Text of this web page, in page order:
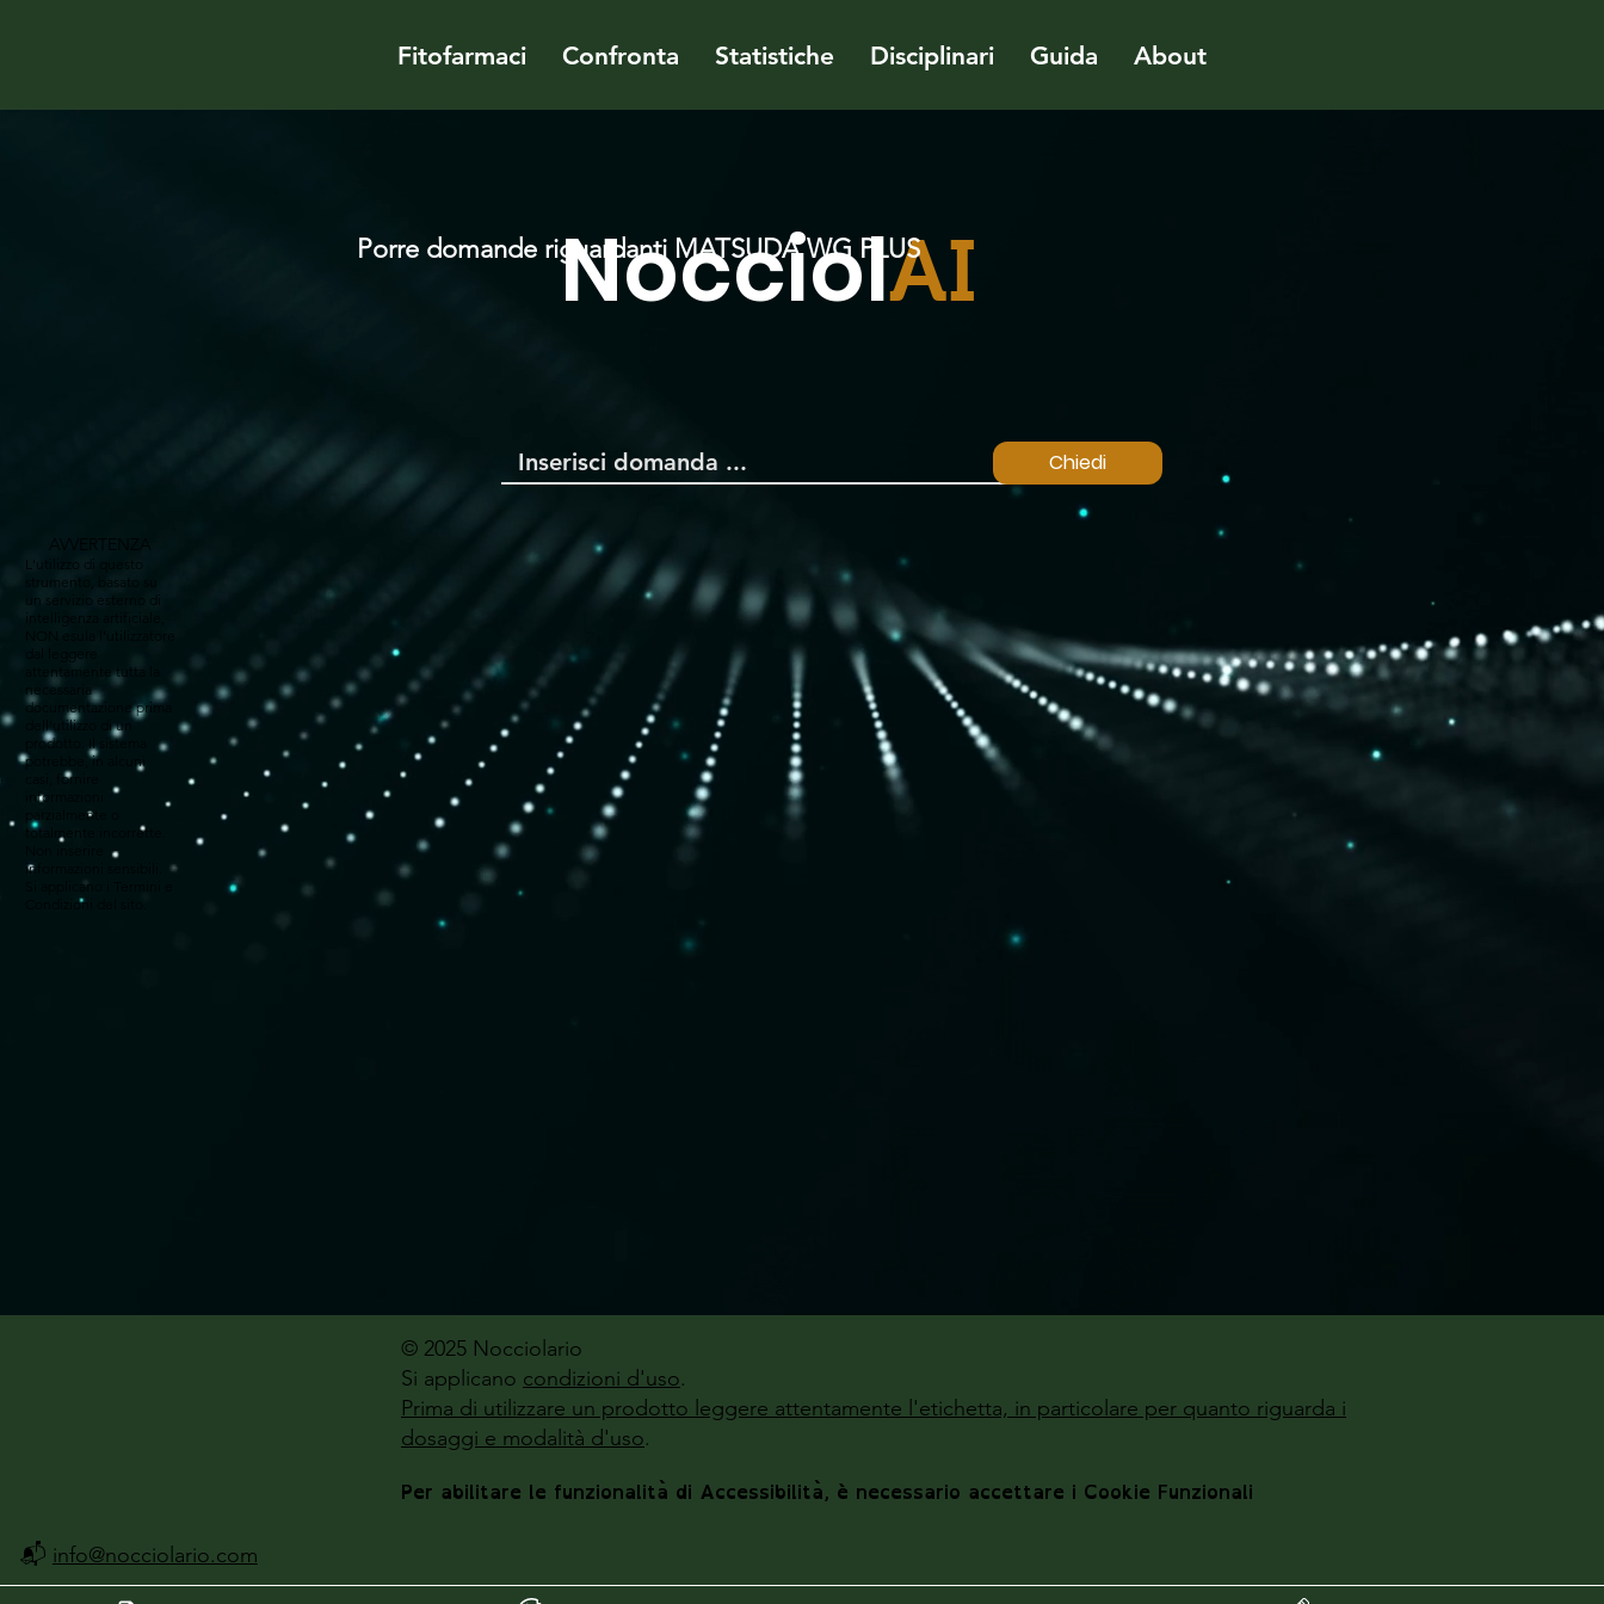
Fitofarmaci Confronta Statistiche Disciplinari Guida About
Chiedi
NocciolAI
Porre domande riguardanti MATSUDA WG PLUS
AVVERTENZA
strumento, basato su
un servizio esterno di
intelligenza artificiale,
attentamente tutta la
necessaria
documentazione prima
dell'utilizzo di un
prodotto. Il sistema
potrebbe, in alcuni
casi, fornire
informazioni
parzialmente o
totalmente incorrette.
informazioni sensibili.
Si applicano i Termini e
Condizioni del sito.
© 2025 Nocciolario
Si applicano condizioni d'uso.
Prima di utilizzare un prodotto leggere attentamente l'etichetta, in particolare per quanto riguarda i
dosaggi e modalità d'uso.
Per abilitare le funzionalità di Accessibilità, è necessario accettare i Cookie Funzionali
📬 info@nocciolario.com